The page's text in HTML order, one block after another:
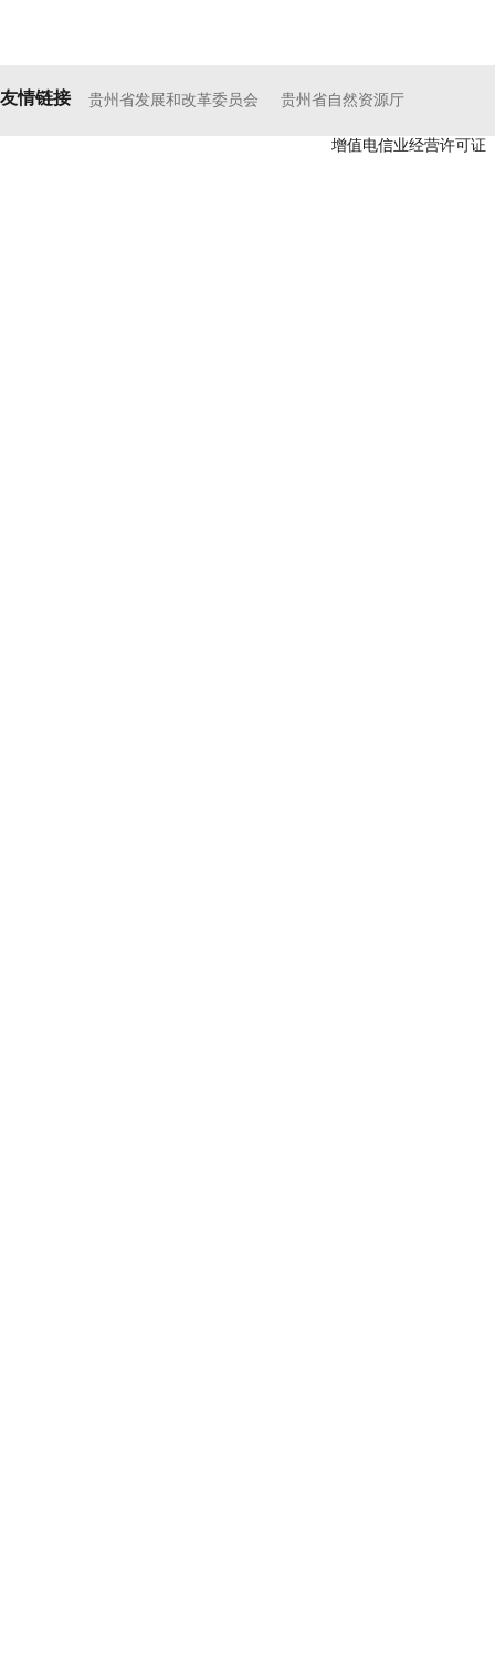
友情链接 贵州省发展和改革委员会 贵州省自然资源厅
增值电信业经营许可证